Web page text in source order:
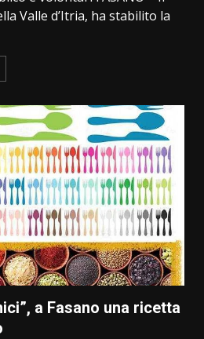
Valle d’Itria, ha stabilito la
a Fasano una ricetta